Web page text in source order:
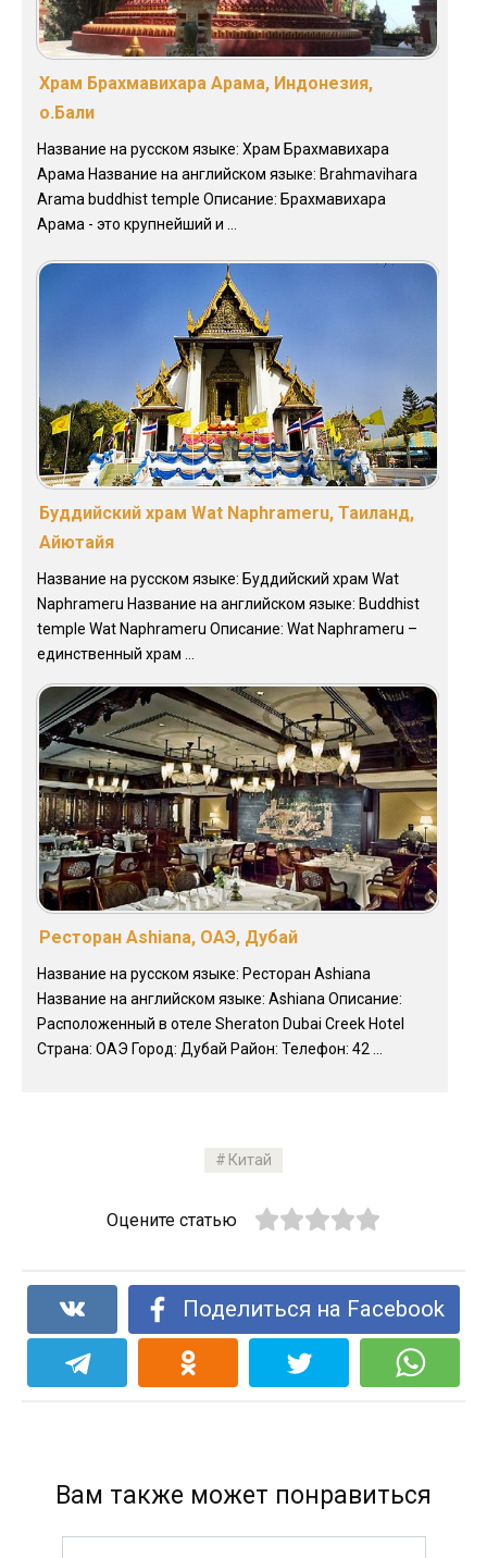
Храм Брахмавихара Арама, Индонезия,
о.Бали
Название на русском языке: Храм Брахмавихара
Арама Название на английском языке: Brahmavihara
Arama buddhist temple Описание: Брахмавихара
Арама - это крупнейший и ...
Буддийский храм Wat Naphrameru, Таиланд,
Айютайя
Название на русском языке: Буддийский храм Wat
Naphrameru Название на английском языке: Buddhist
temple Wat Naphrameru Описание: Wat Naphrameru –
единственный храм ...
Ресторан Ashiana, ОАЭ, Дубай
Название на русском языке: Ресторан Ashiana
Название на английском языке: Ashiana Описание:
Расположенный в отеле Sheraton Dubai Creek Hotel
Страна: ОАЭ Город: Дубай Район: Телефон: 42 ...
Китай
Оцените статью
Поделиться на Facebook
Вам также может понравиться